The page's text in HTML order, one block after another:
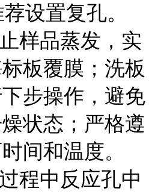
设置复孔。
样品蒸发，实
板覆膜；洗板
步操作，避免
状态；严格遵
间和温度。
程中反应孔中